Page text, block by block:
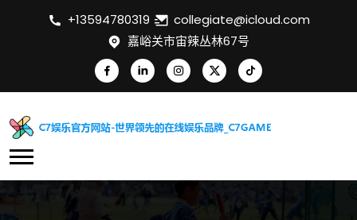
+13594780319
collegiate@icloud.com
嘉峪关市宙辣丛林67号